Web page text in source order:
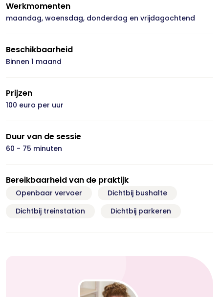
Werkmomenten
maandag, woensdag, donderdag en vrijdagochtend
Beschikbaarheid
Binnen 1 maand
Prijzen
100 euro per uur
Duur van de sessie
60 - 75 minuten
Bereikbaarheid van de praktijk
Openbaar vervoer
Dichtbij bushalte
Dichtbij treinstation
Dichtbij parkeren